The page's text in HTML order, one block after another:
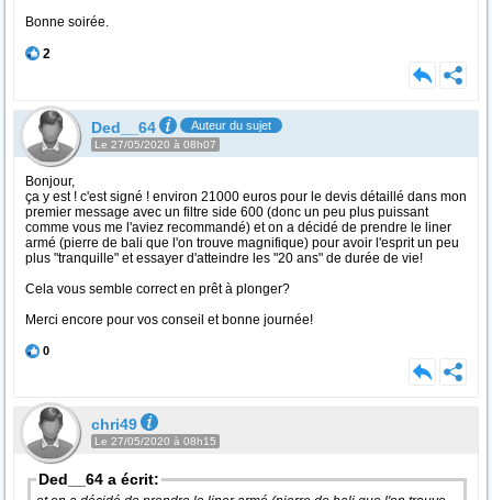
Bonne soirée.
2
Ded__64 Auteur du sujet
Le 27/05/2020 à 08h07
Bonjour,
ça y est ! c'est signé ! environ 21000 euros pour le devis détaillé dans mon
premier message avec un filtre side 600 (donc un peu plus puissant
comme vous me l'aviez recommandé) et on a décidé de prendre le liner
armé (pierre de bali que l'on trouve magnifique) pour avoir l'esprit un peu
plus "tranquille" et essayer d'atteindre les "20 ans" de durée de vie!
Cela vous semble correct en prêt à plonger?
Merci encore pour vos conseil et bonne journée!
0
chri49
Le 27/05/2020 à 08h15
Ded__64 a écrit: